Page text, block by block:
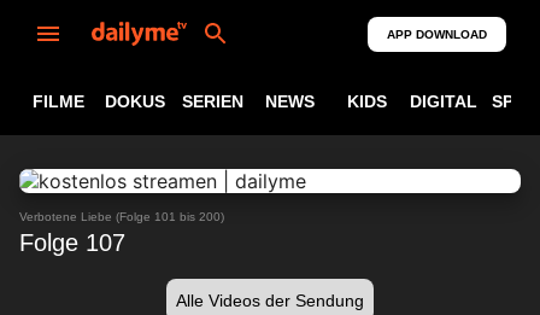
APP DOWNLOAD
FILME DOKUS SERIEN NEWS KIDS DIGITAL
Verbotene Liebe (Folge 101 bis 200)
Folge 107
Alle Videos der Sendung